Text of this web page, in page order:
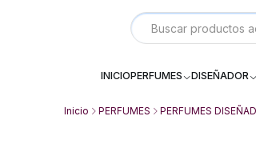
INICIOPERFUMES DISEÑADOR
Avda Providencia 2234, Local P 6,
Inicio PERFUMES PERFUMES